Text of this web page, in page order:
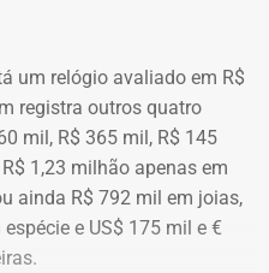
um relógio avaliado em R$
registra outros quatro
mil, R$ 365 mil, R$ 145
1,23 milhão apenas em
ainda R$ 792 mil em joias,
e US$ 175 mil e €